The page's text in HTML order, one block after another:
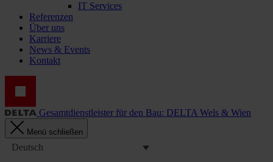
IT Services
Referenzen
Über uns
Karriere
News & Events
Kontakt
Gesamtdienstleister für den Bau: DELTA Wels & Wien
Menü schließen
Deutsch